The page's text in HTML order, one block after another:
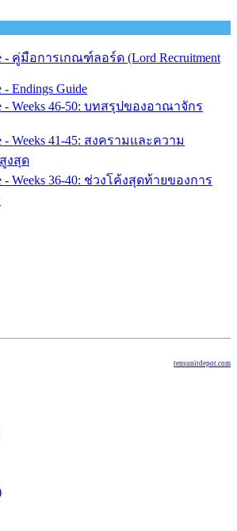
- คู่มือการเกณฑ์ลอร์ด (Lord Recruitment
- Endings Guide
- Weeks 46-50: บทสรุปของอาณาจักร
- Weeks 41-45: สงครามและความ
งสุด
- Weeks 36-40: ช่วงโค้งสุดท้ายของการ
tensunitdepot.com